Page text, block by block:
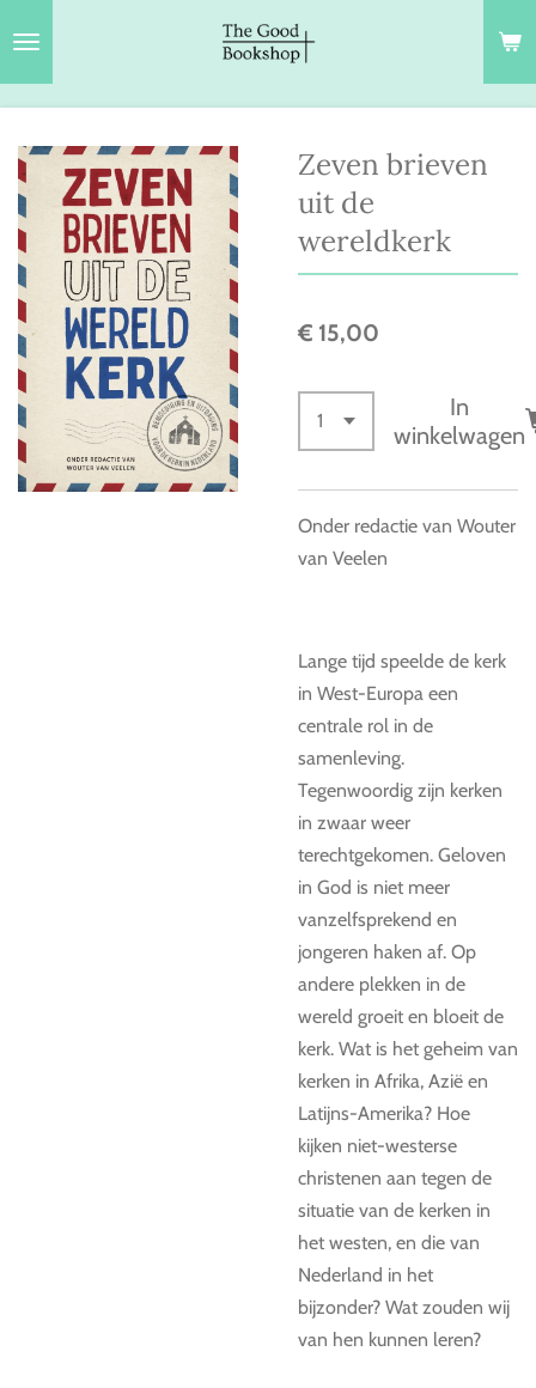
hoofdinhoud
Zeven brieven
uit de
wereldkerk
€ 15,00
In
winkelwagen
Onder redactie van Wouter
van Veelen
Lange tijd speelde de kerk
in West-Europa een
centrale rol in de
samenleving.
Tegenwoordig zijn kerken
in zwaar weer
terechtgekomen. Geloven
in God is niet meer
vanzelfsprekend en
jongeren haken af. Op
andere plekken in de
wereld groeit en bloeit de
kerk. Wat is het geheim van
kerken in Afrika, Azië en
Latijns-Amerika? Hoe
kijken niet-westerse
christenen aan tegen de
situatie van de kerken in
het westen, en die van
Nederland in het
bijzonder? Wat zouden wij
van hen kunnen leren?